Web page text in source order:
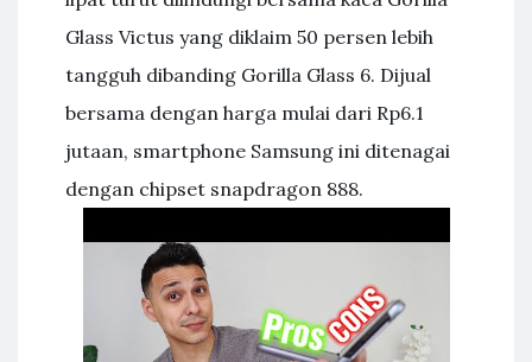
Glass Victus yang diklaim 50 persen lebih
tangguh dibanding Gorilla Glass 6. Dijual
bersama dengan harga mulai dari Rp6.1
jutaan, smartphone Samsung ini ditenagai
dengan chipset snapdragon 888.